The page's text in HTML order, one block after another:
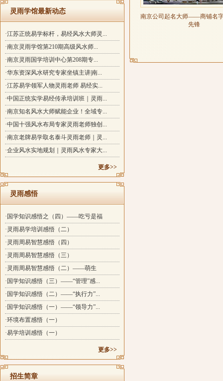
灵雨学馆最新动态
·江苏正统易学标杆，易经风水大师灵...
·南京灵雨学馆第210期高级风水师...
·南京灵雨国学培训中心第208期专...
·华东资深风水研究专家坐镇主讲|南...
·江苏易学领军人物灵雨老师 易经实...
·中国正统实学易经传承培训班｜灵雨...
·南京知名风水大师赋能企业！全域专...
·中国十强风水布局专家灵雨老师独创...
·南京老牌易学取名泰斗灵雨老师｜灵...
·企业风水实地规划｜灵雨风水专家大...
更多>>
灵雨感悟
·国学知识感悟之（四）——吃亏是福
·灵雨易学培训感悟（二）
·灵雨周易智慧感悟（四）
·灵雨周易智慧感悟（三）
·灵雨周易智慧感悟（二）——萌生
·国学知识感悟（三）——“管理”感...
·国学知识感悟（二）——“执行力”...
·国学知识感悟（一）——“领导力”...
·环境布置感悟（一）
·易学培训感悟（一）
更多>>
招生简章
南京公司起名大师——商铺名
先锋